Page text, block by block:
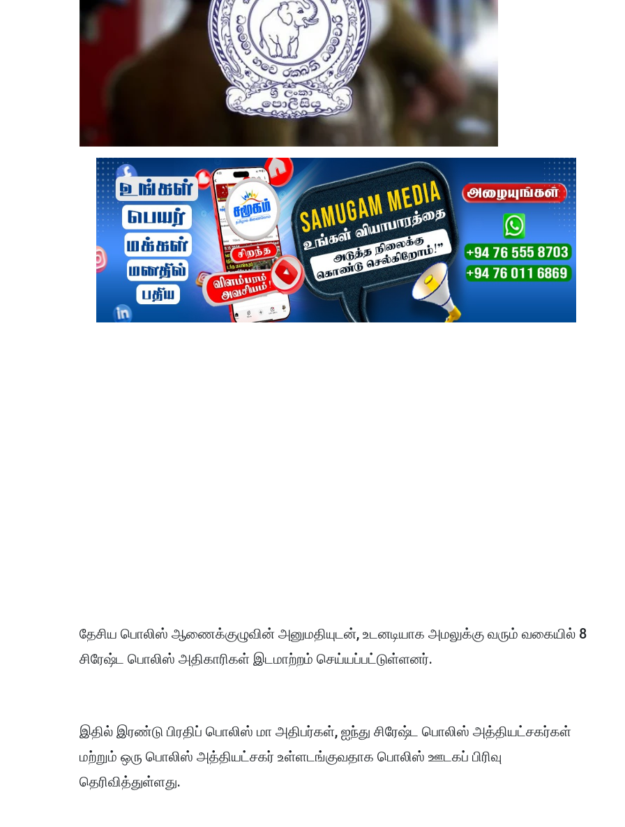
தேசிய பொலிஸ் ஆணைக்குழுவின் அனுமதியுடன், உடனடியாக அமலுக்கு வரும் வகையில் 8
சிரேஷ்ட பொலிஸ் அதிகாரிகள் இடமாற்றம் செய்யப்பட்டுள்ளனர்.
இதில் இரண்டு பிரதிப் பொலிஸ் மா அதிபர்கள், ஐந்து சிரேஷ்ட பொலிஸ் அத்தியட்சகர்கள்
மற்றும் ஒரு பொலிஸ் அத்தியட்சகர் உள்ளடங்குவதாக பொலிஸ் ஊடகப் பிரிவு
தெரிவித்துள்ளது.